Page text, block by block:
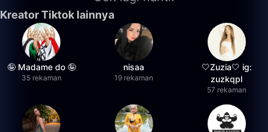
Kreator Tiktok lainnya
🤪 Madame do 🤪
35 rekaman
nisaa
19 rekaman
🤍Zuzia🤍 ig:
zuzkqpl
57 rekaman